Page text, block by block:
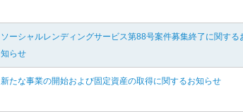
ソーシャルレンディングサービス第88号案件募集終了に関する
知らせ
新たな事業の開始および固定資産の取得に関するお知らせ